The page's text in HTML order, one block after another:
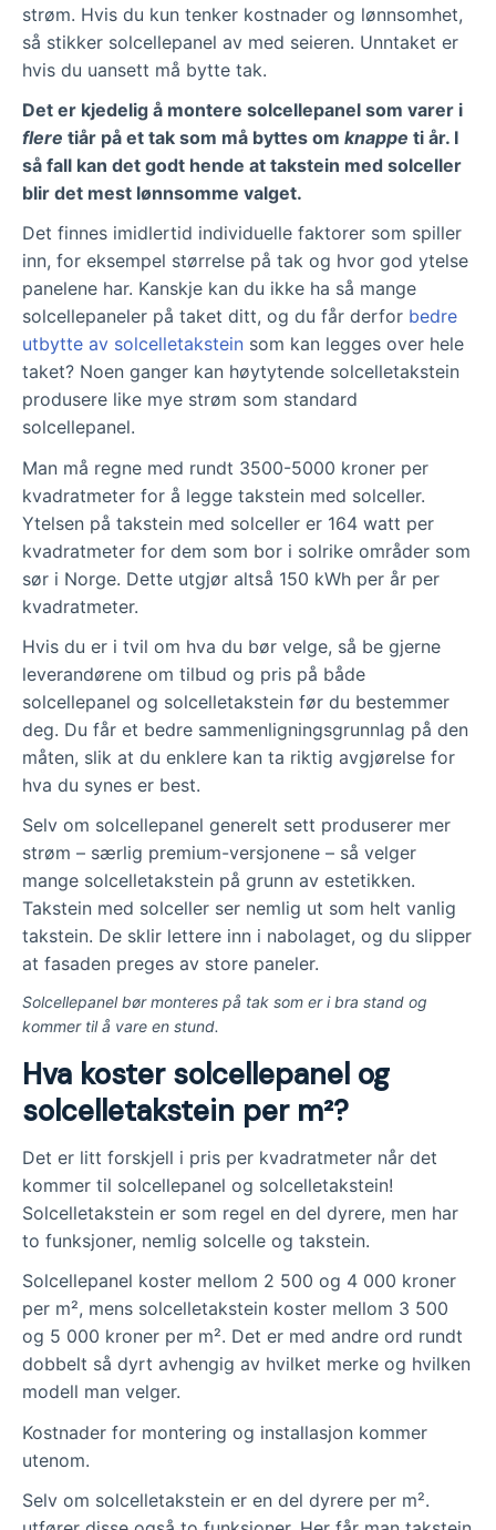
strøm. Hvis du kun tenker kostnader og lønnsomhet,
så stikker solcellepanel av med seieren. Unntaket er
hvis du uansett må bytte tak.
Det er kjedelig å montere solcellepanel som varer i
flere tiår på et tak som må byttes om knappe ti år. I
så fall kan det godt hende at takstein med solceller
blir det mest lønnsomme valget.
Det finnes imidlertid individuelle faktorer som spiller
inn, for eksempel størrelse på tak og hvor god ytelse
panelene har. Kanskje kan du ikke ha så mange
solcellepaneler på taket ditt, og du får derfor bedre
utbytte av solcelletakstein som kan legges over hele
taket? Noen ganger kan høytytende solcelletakstein
produsere like mye strøm som standard
solcellepanel.
Man må regne med rundt 3500-5000 kroner per
kvadratmeter for å legge takstein med solceller.
Ytelsen på takstein med solceller er 164 watt per
kvadratmeter for dem som bor i solrike områder som
sør i Norge. Dette utgjør altså 150 kWh per år per
kvadratmeter.
Hvis du er i tvil om hva du bør velge, så be gjerne
leverandørene om tilbud og pris på både
solcellepanel og solcelletakstein før du bestemmer
deg. Du får et bedre sammenligningsgrunnlag på den
måten, slik at du enklere kan ta riktig avgjørelse for
hva du synes er best.
Selv om solcellepanel generelt sett produserer mer
strøm – særlig premium-versjonene – så velger
mange solcelletakstein på grunn av estetikken.
Takstein med solceller ser nemlig ut som helt vanlig
takstein. De sklir lettere inn i nabolaget, og du slipper
at fasaden preges av store paneler.
Solcellepanel bør monteres på tak som er i bra stand og
kommer til å vare en stund.
Hva koster solcellepanel og
solcelletakstein per m²?
Det er litt forskjell i pris per kvadratmeter når det
kommer til solcellepanel og solcelletakstein!
Solcelletakstein er som regel en del dyrere, men har
to funksjoner, nemlig solcelle og takstein.
Solcellepanel koster mellom 2 500 og 4 000 kroner
per m², mens solcelletakstein koster mellom 3 500
og 5 000 kroner per m². Det er med andre ord rundt
dobbelt så dyrt avhengig av hvilket merke og hvilken
modell man velger.
Kostnader for montering og installasjon kommer
utenom.
Selv om solcelletakstein er en del dyrere per m².